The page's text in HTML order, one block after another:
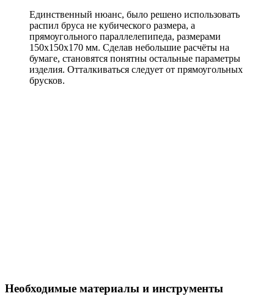
Единственный нюанс, было решено использовать
распил бруса не кубического размера, а
прямоугольного параллелепипеда, размерами
150х150х170 мм. Сделав небольшие расчёты на
бумаге, становятся понятны остальные параметры
изделия. Отталкиваться следует от прямоугольных
брусков.
Необходимые материалы и инструменты